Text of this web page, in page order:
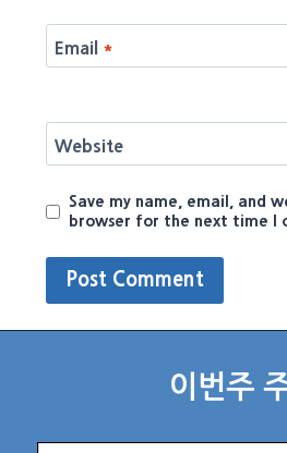
Email *
Website
Save my name, email, and
browser for the next time I
이번주